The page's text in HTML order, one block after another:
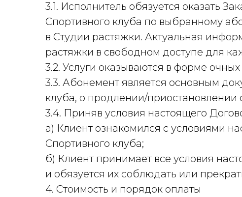
3.1. Исполнитель обязуется оказать
Спортивного клуба по выбранному
в Студии растяжки. Актуальная
растяжки в свободном доступе для
3.2. Услуги оказываются в форме
3.3. Абонемент является основным
клуба, о продлении/приостановлении
3.4. Приняв условия настоящего
а) Клиент ознакомился с условиями
Спортивного клуба;
б) Клиент принимает все условия
и обязуется их соблюдать или
4. Стоимость и порядок оплаты